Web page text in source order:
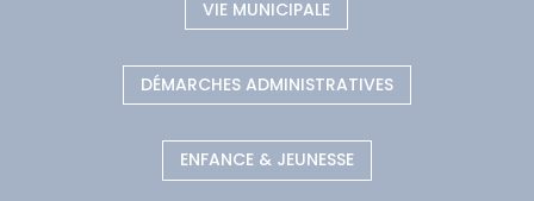
VIE MUNICIPALE
DÉMARCHES ADMINISTRATIVES
ENFANCE & JEUNESSE